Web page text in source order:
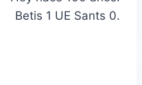
Betis 1 UE Sants 0.